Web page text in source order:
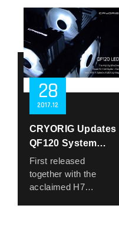
只為那些，真正聽得
見安靜的人。
膩質感。
外型設計上，Cryo
360 採用極簡現代語
言，摒棄過度複雜的
結構線條，轉而以乾
淨俐落的結構搭配深
邃配色，打造出一體
成型的視覺美學。從
帶來的不只是散熱
器，更是一件為玩家
量身打造的機殼藝術
品。
無論是高效運行、多
升級版本 CR4S
PLUS 在原有基礎
上，導入全機身黑化
陽極處理，並預裝 雙
120mm 黑化 PWM 風
扇，進一步強化散熱
效率與整體風流表
現。無論是為了提升
效能或打造沉穩視覺
風格，CR4S PLUS
都是注重性能與美學
CR6S，則搭載 6 根
散熱鰭片，專為多核
bearing system to
provide stable and
precise operation to
eliminate excess
vibration and noise,
PWM speed range of
500~2000 RPM,
allowing users to set
the most suitable
speed parameters
through the
motherboard, and the
noise is controlled at
23.6dB(a) Air flow
55.7 9CFN
28
12
2017
CRYORIG Updates
QF120 System
Fans with LED
Variants
First released
together with the
acclaimed H7